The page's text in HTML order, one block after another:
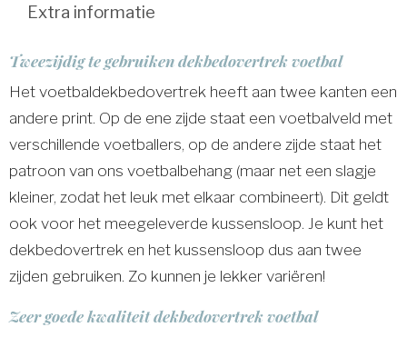
Extra informatie
Tweezijdig te gebruiken dekbedovertrek voetbal
Het voetbaldekbedovertrek heeft aan twee kanten een
andere print. Op de ene zijde staat een voetbalveld met
verschillende voetballers, op de andere zijde staat het
patroon van ons voetbalbehang (maar net een slagje
kleiner, zodat het leuk met elkaar combineert). Dit geldt
ook voor het meegeleverde kussensloop. Je kunt het
dekbedovertrek en het kussensloop dus aan twee
zijden gebruiken. Zo kunnen je lekker variëren!
Zeer goede kwaliteit dekbedovertrek voetbal